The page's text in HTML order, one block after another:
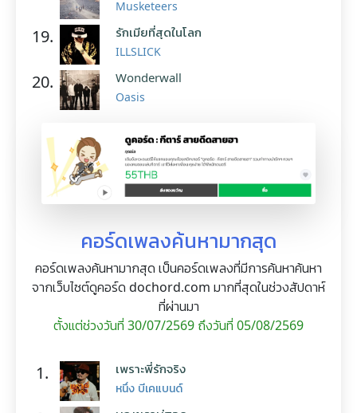
Musketeers
19. รักเมียที่สุดในโลก
ILLSLICK
20. Wonderwall
Oasis
คอร์ดเพลงค้นหามากสุด
คอร์ดเพลงค้นหามากสุด เป็นคอร์ดเพลงที่มีการค้นหาค้นหา
จากเว็บไซต์ดูคอร์ด dochord.com มากที่สุดในช่วงสัปดาห์
ที่ผ่านมา
ตั้งแต่ช่วงวันที่ 30/07/2569 ถึงวันที่ 05/08/2569
1. เพราะพี่รักจริง
หนึ่ง บีเคแบนด์